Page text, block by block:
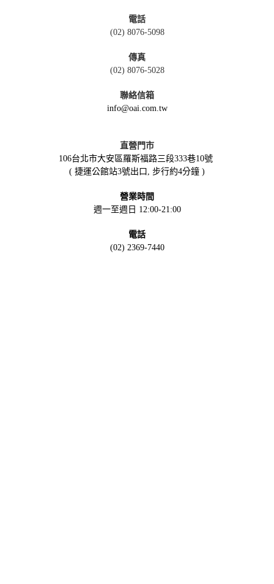
電話
(02) 8076-5098
傳真
(02) 8076-5028
聯絡信箱
info@oai.com.tw
直營門市
106台北市大安區羅斯福路三段333巷10號
( 捷運公館站3號出口, 步行約4分鐘 )
營業時間
週一至週日 12:00-21:00
電話
(02) 2369-7440